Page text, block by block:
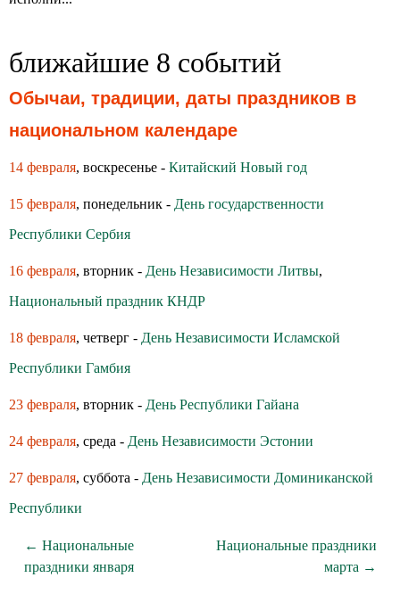
ближайшие 8 событий
Обычаи, традиции, даты праздников в
национальном календаре
14 февраля, воскресенье - Китайский Новый год
15 февраля, понедельник - День государственности
Республики Сербия
16 февраля, вторник - День Независимости Литвы,
Национальный праздник КНДР
18 февраля, четверг - День Независимости Исламской
Республики Гамбия
23 февраля, вторник - День Республики Гайана
24 февраля, среда - День Независимости Эстонии
27 февраля, суббота - День Независимости Доминиканской
Республики
← Национальные
праздники января
Национальные праздники
марта →